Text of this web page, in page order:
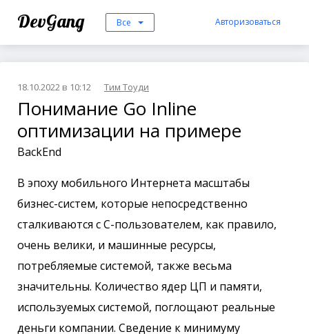
DevGang Все Авторизоваться
18.10.2022 в 10:12 Тим Тоуди
Понимание Go Inline
оптимизации на примере
BackEnd
В эпоху мобильного Интернета масштабы
бизнес-систем, которые непосредственно
сталкиваются с C-пользователем, как правило,
очень велики, и машинные ресурсы,
потребляемые системой, также весьма
значительны. Количество ядер ЦП и памяти,
используемых системой, поглощают реальные
деньги компании. Сведение к минимуму